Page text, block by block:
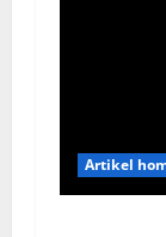
Artikel